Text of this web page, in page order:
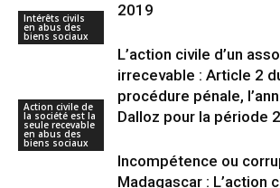
2019
Intérêts civils
en abus des
biens sociaux
L’action civile d’un
irrecevable : Article 2
procédure pénale,
Dalloz pour la période
Action civile de
la société est la
seule recevable
en abus des
biens sociaux
Incompétence ou
Madagascar : L’action